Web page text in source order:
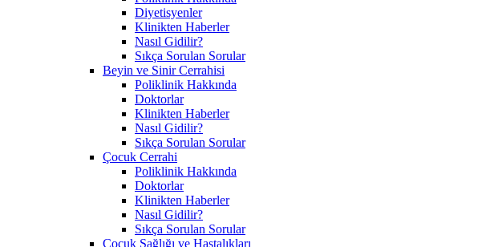
Diyetisyenler
Klinikten Haberler
Nasıl Gidilir?
Sıkça Sorulan Sorular
Beyin ve Sinir Cerrahisi
Poliklinik Hakkında
Doktorlar
Klinikten Haberler
Nasıl Gidilir?
Sıkça Sorulan Sorular
Çocuk Cerrahi
Poliklinik Hakkında
Doktorlar
Klinikten Haberler
Nasıl Gidilir?
Sıkça Sorulan Sorular
Çocuk Sağlığı ve Hastalıkları